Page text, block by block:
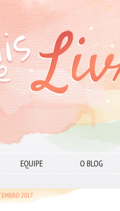
EQUIPE O BLOG
2017